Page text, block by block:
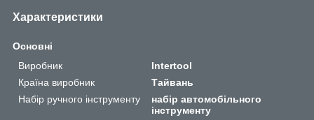
Характеристики
Основні
Виробник
Intertool
Країна виробник
Тайвань
Набір ручного інструменту
набір автомобільного
інструменту